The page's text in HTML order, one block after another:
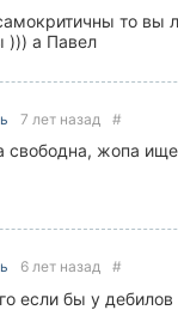
то вы
))) а Павел
7 лет назад #
свободна, жопа
6 лет назад #
если бы у